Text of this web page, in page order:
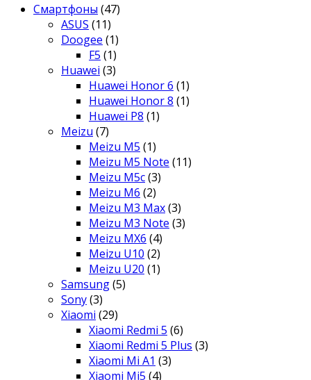
Смартфоны (47)
ASUS (11)
Doogee (1)
F5 (1)
Huawei (3)
Huawei Honor 6 (1)
Huawei Honor 8 (1)
Huawei P8 (1)
Meizu (7)
Meizu M5 (1)
Meizu M5 Note (11)
Meizu M5c(3)
Meizu M6 (2)
Meizu M3 Max(3)
Meizu M3 Note (3)
Meizu MX6 (4)
Meizu U10 (2)
Meizu U20 (1)
Samsung(5)
Sony(3)
Xiaomi (29)
Xiaomi Redmi 5 (6)
Xiaomi Redmi 5 Plus (3)
Xiaomi Mi A1 (3)
Xiaomi Mi5 (4)